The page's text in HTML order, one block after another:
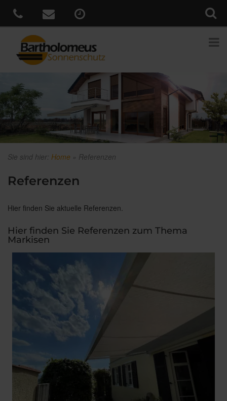
Sie sind hier: Home » Referenzen
Referenzen
Hier finden Sie aktuelle Referenzen.
Hier finden Sie Referenzen zum Thema
Markisen